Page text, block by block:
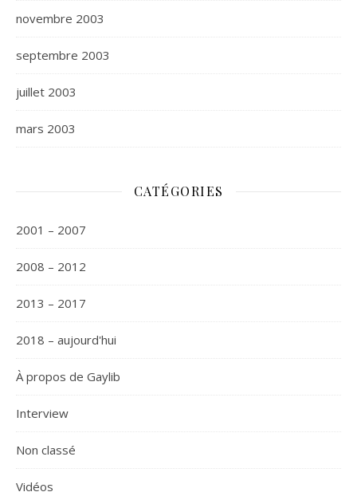
novembre 2003
septembre 2003
juillet 2003
mars 2003
CATÉGORIES
2001 – 2007
2008 – 2012
2013 – 2017
2018 – aujourd'hui
À propos de Gaylib
Interview
Non classé
Vidéos